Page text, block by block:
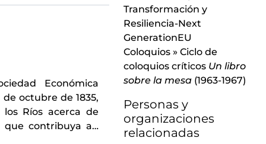
para la segunda parte del ciclo de conferencias
Manzano, Juan G. Azcordabeitia y Antonio Arias bajo la dirección de Enrique García Asensio, celebrado el 20 de febrero de 1964 y auspiciado por el Aula de Música
Castillo" ofrecida por Cristóbal Halffter dentro del ciclo de conferencias
de Viento de Madrid, celebrado el 5 de marzo de 1964 y auspiciado por el Aula de Música
Valls" ofrecida por José Casanovas dentro del ciclo de conferencias
Molina Mir, Luis López, Javier Albizua y Orquesta de Cámara bajo la dirección de Alberto Blancafort, celebrado el 18 de marzo de 1964 y auspiciado por el Aula de Música
para el ciclo de conferencias-concierto
Atenelle, celebrado el 30 de marzo de 1964 con motivo de su setenta aniversario y auspiciado por el Aula de Música
Zanetti, celebrada el 14 de mayo de 1964 con motivo del II centenario de la muerte del P. Feijóo y auspiciada por el Aula de Música
de poesía en la que Luis López Anglada dará a conocer poemas de su libro inédito
Económica
octubre de 1835,
Ríos acerca de
que contribuya a…
Transformación y
Resiliencia-Next
GenerationEU
Coloquios » Ciclo de
coloquios críticos Un libro
sobre la mesa (1963-1967)
Personas y
organizaciones
relacionadas